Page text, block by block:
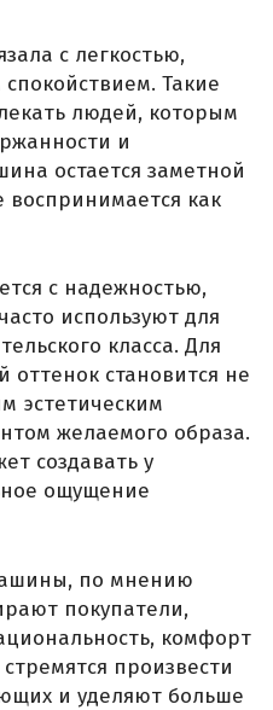
с легкостью,
Такие
людей, которым
и
остается заметной
как
с надежностью,
используют для
класса. Для
оттенок становится не
эстетическим
желаемого образа.
создавать у
ощущение
по мнению
покупатели,
комфорт
произвести
и уделяют больше